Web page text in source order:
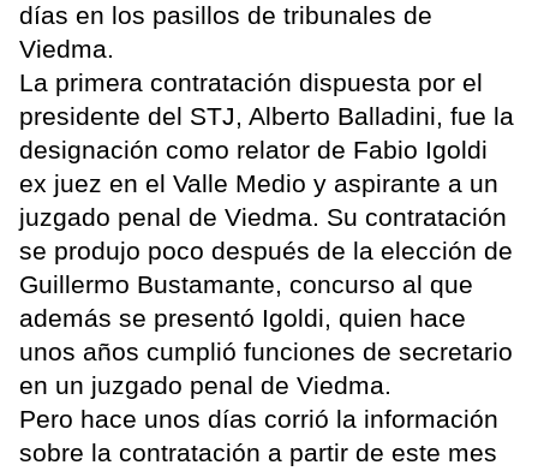
días en los pasillos de tribunales de
Viedma.
La primera contratación dispuesta por el
presidente del STJ, Alberto Balladini, fue la
designación como relator de Fabio Igoldi
ex juez en el Valle Medio y aspirante a un
juzgado penal de Viedma. Su contratación
se produjo poco después de la elección de
Guillermo Bustamante, concurso al que
además se presentó Igoldi, quien hace
unos años cumplió funciones de secretario
en un juzgado penal de Viedma.
Pero hace unos días corrió la información
sobre la contratación a partir de este mes